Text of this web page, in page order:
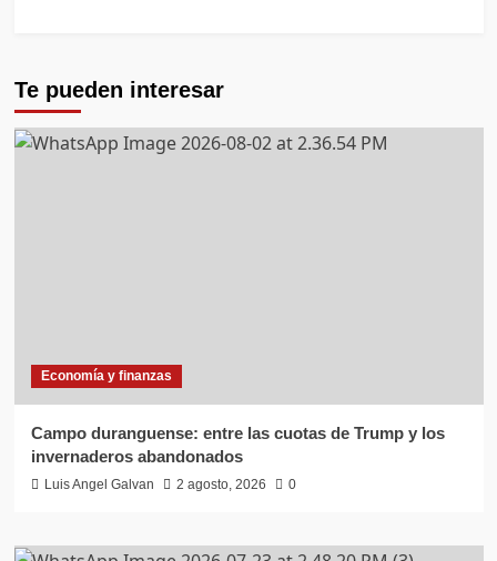
Te pueden interesar
Economía y finanzas
Campo duranguense: entre las cuotas de Trump y los
invernaderos abandonados
Luis Angel Galvan 2 agosto, 2026 0